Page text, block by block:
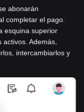
abonarán
completar el pago.
esquina superior
Además,
intercambiarlos y